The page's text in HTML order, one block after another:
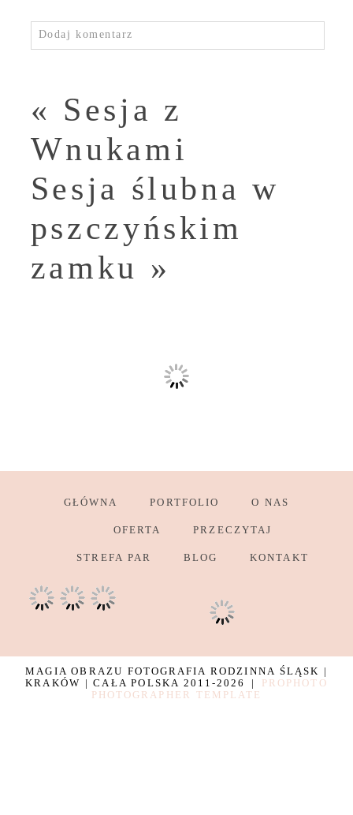
Dodaj komentarz
« Sesja z
Wnukami
Sesja ślubna w
pszczyńskim
zamku »
GŁÓWNA PORTFOLIO O NAS
OFERTA PRZECZYTAJ
STREFA PAR BLOG KONTAKT
MAGIA OBRAZU FOTOGRAFIA RODZINNA ŚLĄSK |
KRAKÓW | CAŁA POLSKA 2011-2026
|
PROPHOTO
PHOTOGRAPHER TEMPLATE